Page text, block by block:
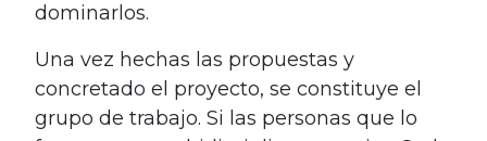
dominarlos.
Una vez hechas las propuestas y
concretado el proyecto, se constituye el
grupo de trabajo. Si las personas que lo